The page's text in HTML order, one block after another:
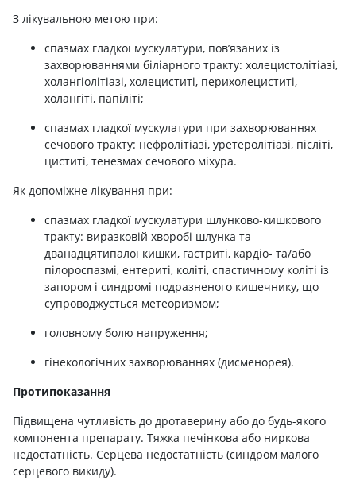
З лікувальною метою при:
спазмах гладкої мускулатури, пов’язаних із
захворюваннями біліарного тракту: холецистолітіазі,
холангіолітіазі, холециститі, перихолециститі,
холангіті, папіліті;
спазмах гладкої мускулатури при захворюваннях
сечового тракту: нефролітіазі, уретеролітіазі, пієліті,
циститі, тенезмах сечового міхура.
Як допоміжне лікування при:
спазмах гладкої мускулатури шлунково-кишкового
тракту: виразковій хворобі шлунка та
дванадцятипалої кишки, гастриті, кардіо- та/або
пілороспазмі, ентериті, коліті, спастичному коліті із
запором і синдромі подразненого кишечнику, що
супроводжується метеоризмом;
головному болю напруження;
гінекологічних захворюваннях (дисменорея).
Протипоказання
Підвищена чутливість до дротаверину або до будь-якого
компонента препарату. Тяжка печінкова або ниркова
недостатність. Cерцева недостатність (синдром малого
серцевого викиду).